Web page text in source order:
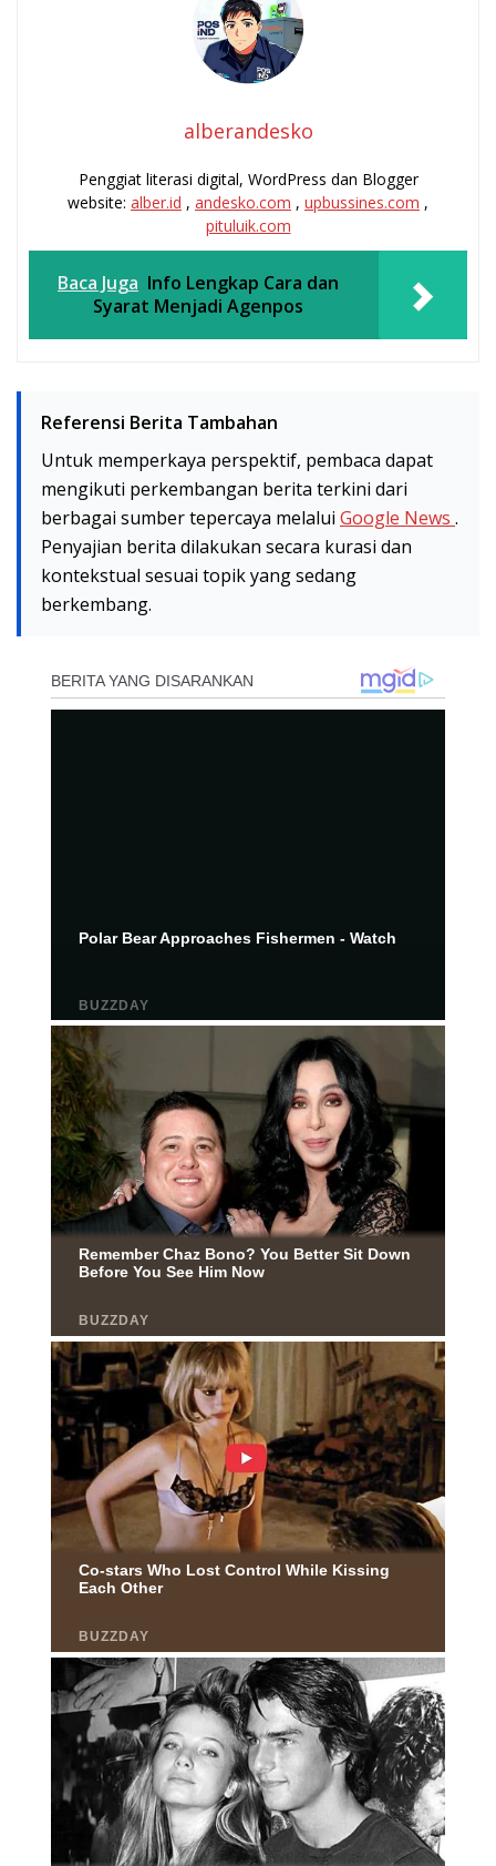
alberandesko
Penggiat literasi digital, WordPress dan Blogger
website: alber.id , andesko.com , upbussines.com ,
pituluik.com
Baca Juga Info Lengkap Cara dan
Syarat Menjadi Agenpos
Referensi Berita Tambahan
Untuk memperkaya perspektif, pembaca dapat
mengikuti perkembangan berita terkini dari
berbagai sumber tepercaya melalui Google News .
Penyajian berita dilakukan secara kurasi dan
kontekstual sesuai topik yang sedang
berkembang.